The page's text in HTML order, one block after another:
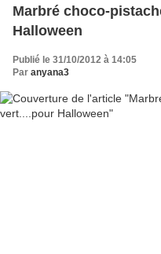
Marbré choco-
Halloween
Publié le 31/10/2012 à 14:05
Par anyana3